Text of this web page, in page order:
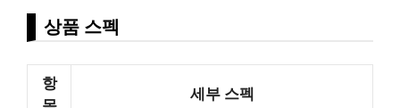
상품 스펙
항
세부 스펙